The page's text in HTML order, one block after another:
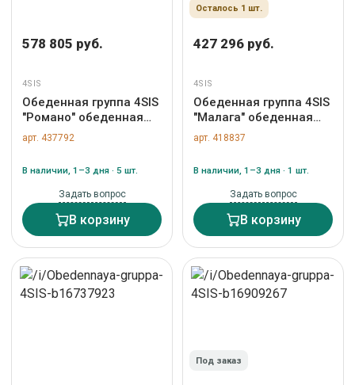
578 805 руб.
4SIS
Обеденная группа 4SIS
"Романо" обеденная
группа на 6 персон,
каркас темно-серый,
ROM-CM6T1-7-SET D-
арт. 437792
В наличии, 1–3 дня · 5 шт.
Задать вопрос
В корзину
Осталось 1 шт.
427 296 руб.
4SIS
Обеденная группа 4SIS
"Малага" обеденная
группа на 6 персон со
стульями "Марсель",
бежевый арт. MAL-
CM6T1-7-SET beige
арт. 418837
В наличии, 1–3 дня · 1 шт.
Задать вопрос
В корзину
Под заказ